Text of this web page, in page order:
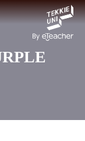
هل أنت
اترك تفاصيلك